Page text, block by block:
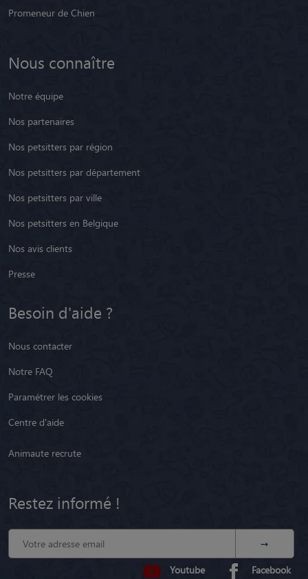
Promeneur de Chien
Nous connaître
Notre équipe
Nos partenaires
Nos petsitters par région
Nos petsitters par département
Nos petsitters par ville
Nos petsitters en Belgique
Nos avis clients
Presse
Besoin d'aide ?
Nous contacter
Notre FAQ
Paramétrer les cookies
Centre d'aide
Animaute recrute
Restez informé !
Youtube Facebook